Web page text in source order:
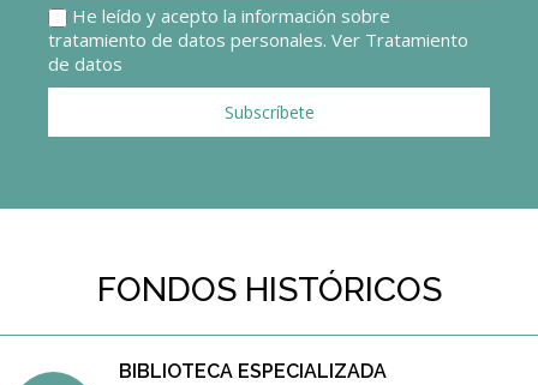
He leído y acepto la información sobre
tratamiento de datos personales. Ver Tratamiento
de datos
Subscríbete
FONDOS HISTÓRICOS
BIBLIOTECA ESPECIALIZADA